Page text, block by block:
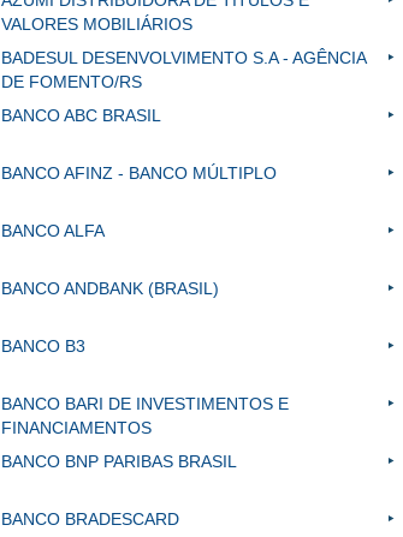
VALORES MOBILIÁRIOS
BADESUL DESENVOLVIMENTO S.A - AGÊNCIA
DE FOMENTO/RS
BANCO ABC BRASIL
BANCO AFINZ - BANCO MÚLTIPLO
BANCO ALFA
BANCO ANDBANK (BRASIL)
BANCO B3
BANCO BARI DE INVESTIMENTOS E
FINANCIAMENTOS
BANCO BNP PARIBAS BRASIL
BANCO BRADESCARD